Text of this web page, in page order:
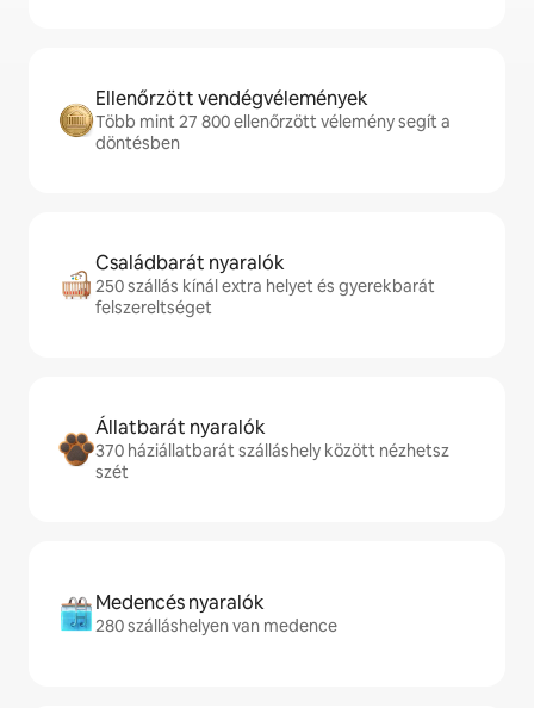
Ellenőrzött vendégvélemények
Több mint 27 800 ellenőrzött vélemény segít a
döntésben
Családbarát nyaralók
250 szállás kínál extra helyet és gyerekbarát
felszereltséget
Állatbarát nyaralók
370 háziállatbarát szálláshely között nézhetsz
szét
Medencés nyaralók
280 szálláshelyen van medence